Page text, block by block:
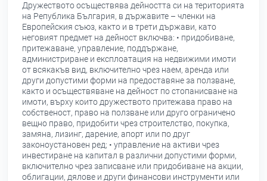
Дружеството осъществява дейността си на територията
на Република България, в държавите – членки на
Европейския съюз, както и в трети държави, като
неговият предмет на дейност включва: • придобиване,
притежаване, управление, поддържане,
администриране и експлоатация на недвижими имоти
от всякакъв вид, включително чрез наем, аренда или
други допустими форми на предоставяне за ползване,
както и осъществяване на дейност по стопанисване на
имоти, върху които дружеството притежава право на
собственост, право на ползване или друго ограничено
вещно право, придобити чрез строителство, покупка,
замяна, лизинг, дарение, апорт или по друг
законоустановен ред; • управление на активи чрез
инвестиране на капитал в различни допустими форми,
включително чрез записване или придобиване на акции,
облигации, дялове и други финансови инструменти или